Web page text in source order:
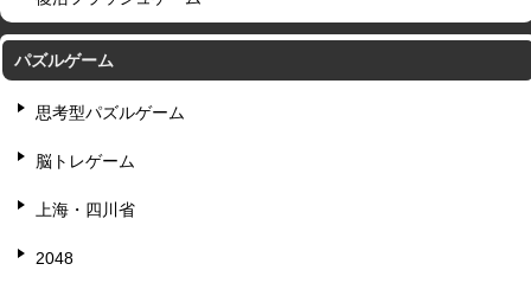
パズルゲーム
思考型パズルゲーム
脳トレゲーム
上海・四川省
2048